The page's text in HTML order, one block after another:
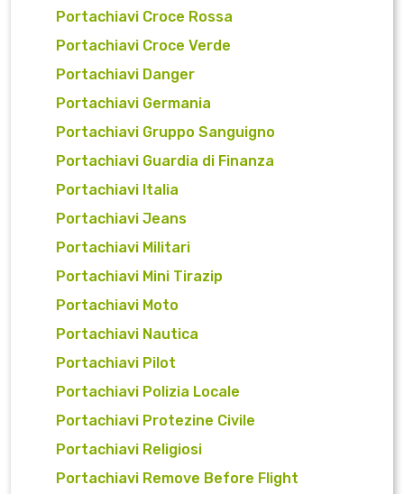
Portachiavi Croce Rossa
Portachiavi Croce Verde
Portachiavi Danger
Portachiavi Germania
Portachiavi Gruppo Sanguigno
Portachiavi Guardia di Finanza
Portachiavi Italia
Portachiavi Jeans
Portachiavi Militari
Portachiavi Mini Tirazip
Portachiavi Moto
Portachiavi Nautica
Portachiavi Pilot
Portachiavi Polizia Locale
Portachiavi Protezine Civile
Portachiavi Religiosi
Portachiavi Remove Before Flight